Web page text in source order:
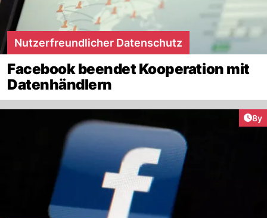
Nutzerfreundlicher Datenschutz
Facebook beendet Kooperation mit
Datenhändlern
8y